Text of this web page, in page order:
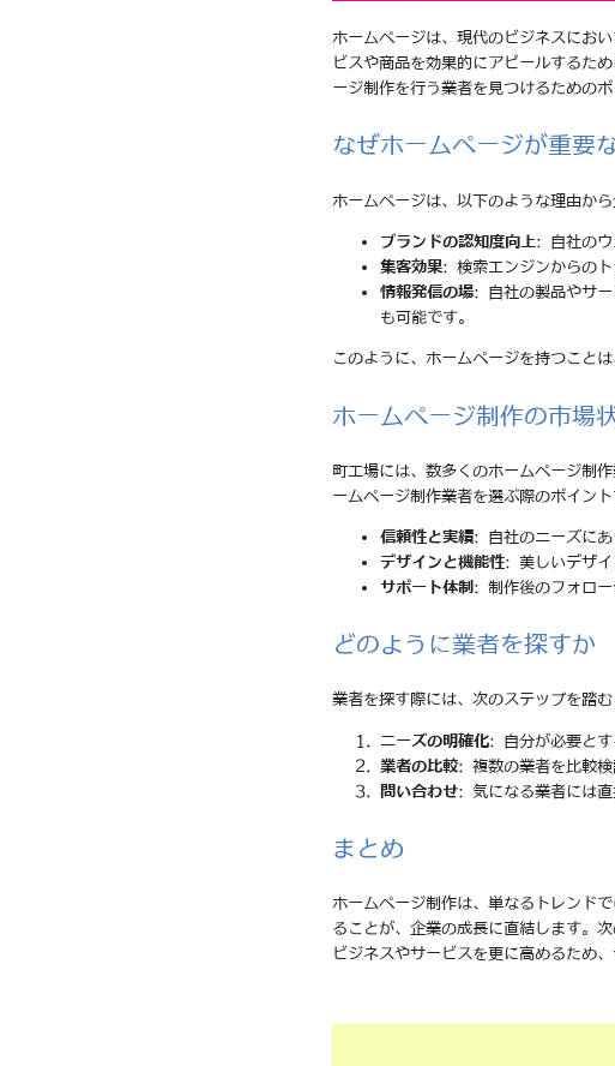
ホームページは、現代のビジネスにお
ビスや商品を効果的にアピールするた
ージ制作を行う業者を見つけるためのポ
なぜホームページが重要
ホームページは、以下のような理由か
ブランドの認知度向上: 自社のウ
集客効果: 検索エンジンからのト
情報発信の場: 自社の製品やサー
も可能です。
このように、ホームページを持つこと
ホームページ制作の市場
町工場には、数多くのホームページ制
ームページ制作業者を選ぶ際のポイント
信頼性と実績: 自社のニーズにあ
デザインと機能性: 美しいデザイ
サポート体制 : 制作後のフォロー
どのように業者を探すか
業者を探す際には、次のステップを踏む
ニーズの明確化: 自分が必要とす
業者の比較: 複数の業者を比較検
問い合わせ: 気になる業者には直
まとめ
ホームページ制作は、単なるトレンド
ることが、企業の成長に直結します。
ビジネスやサービスを更に高めるため